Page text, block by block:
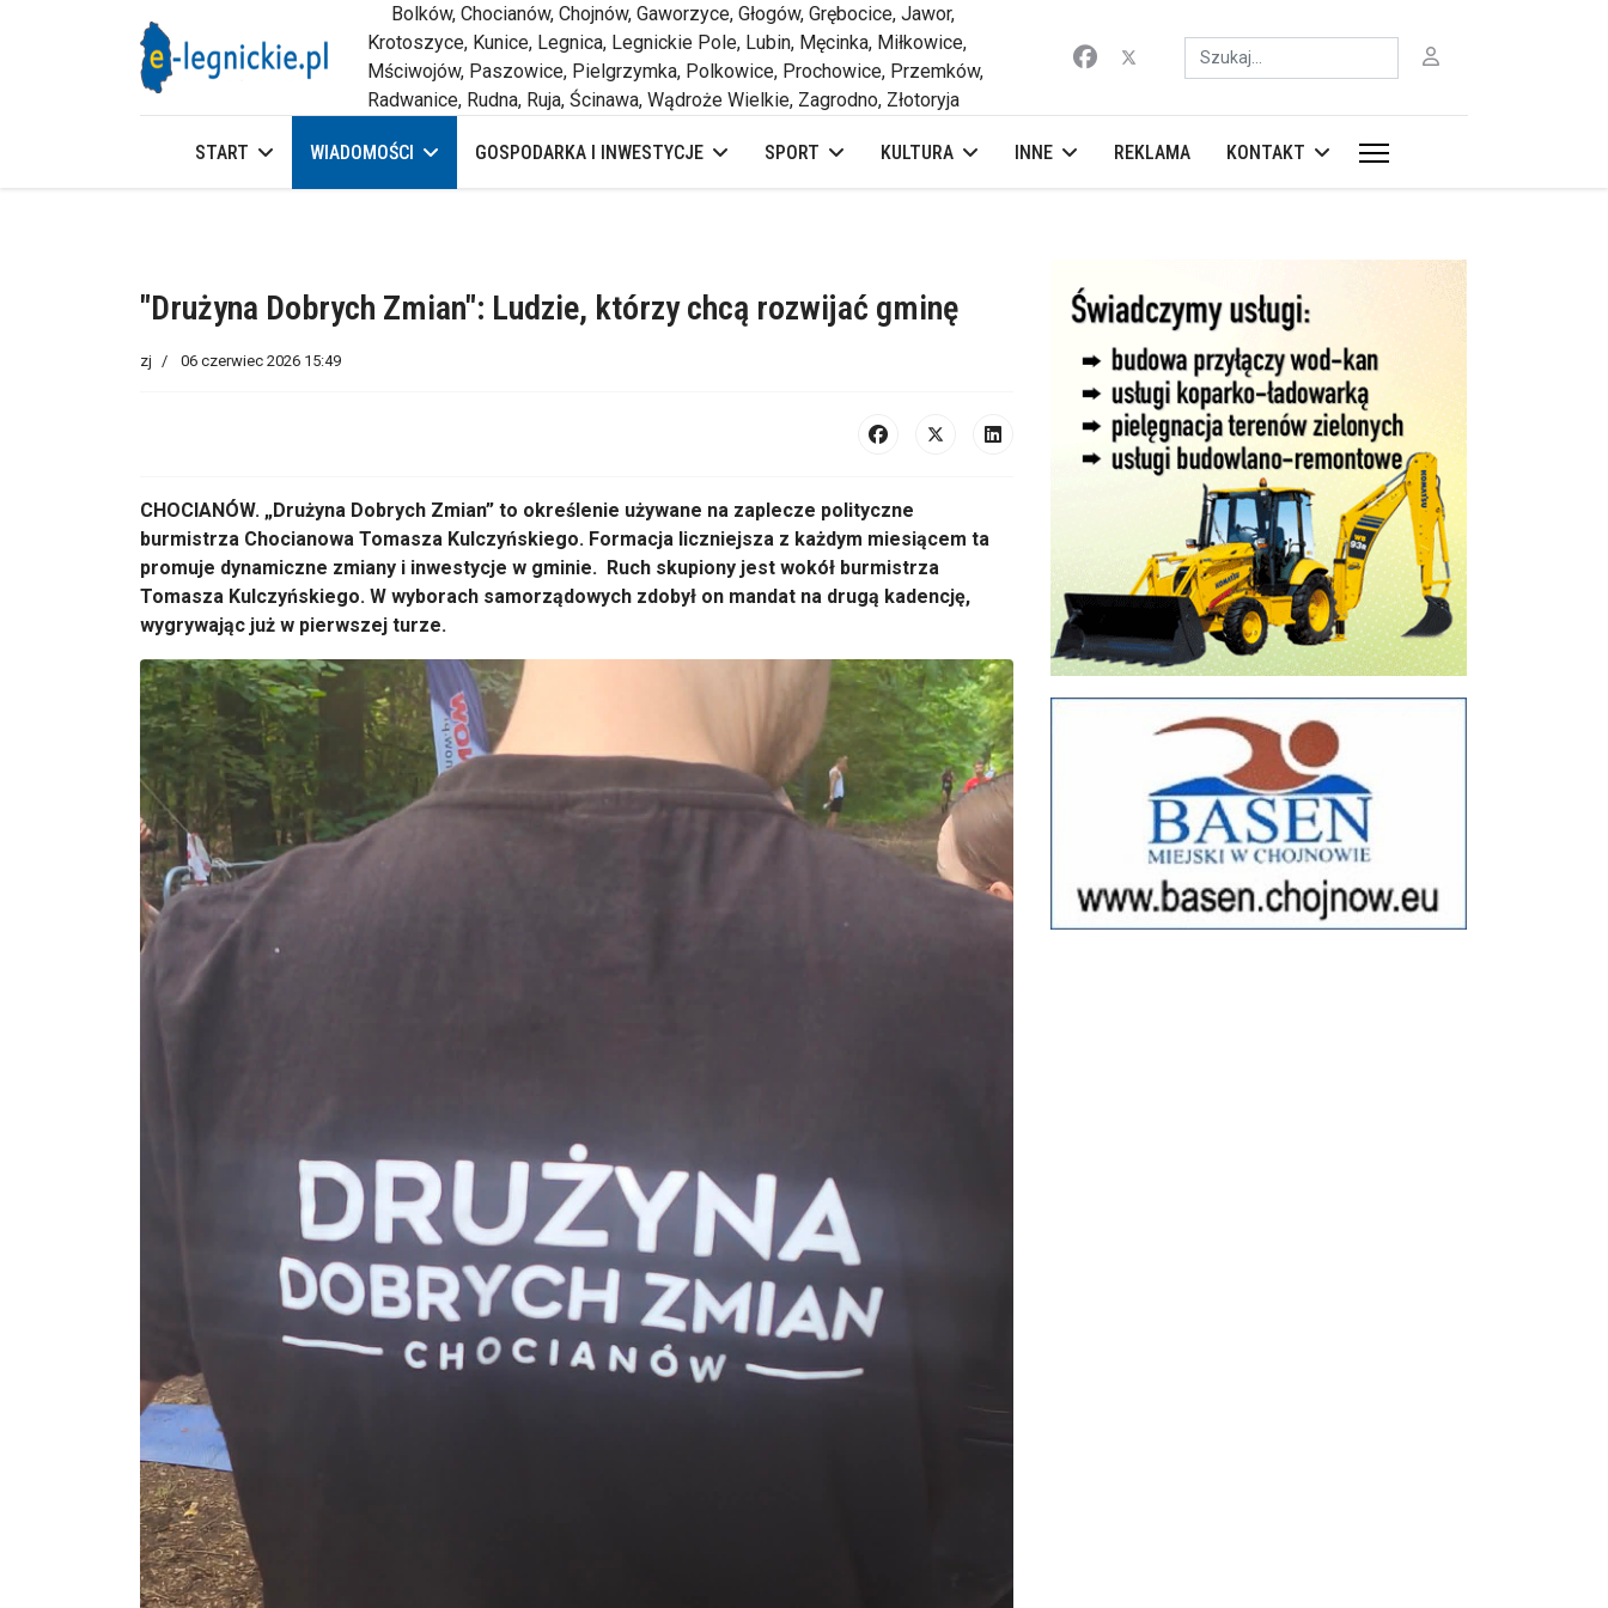
Bolków, Chocianów, Chojnów, Gaworzyce, Głogów, Grębocice, Jawor,
Krotoszyce, Kunice, Legnica, Legnickie Pole, Lubin, Męcinka, Miłkowice,
Mściwojów, Paszowice, Pielgrzymka, Polkowice, Prochowice, Przemków,
Radwanice, Rudna, Ruja, Ścinawa, Wądroże Wielkie, Zagrodno, Złotoryja
Szukaj
START WIADOMOŚCI GOSPODARKA I INWESTYCJE SPORT KULTURA INNE REKLAMA KONTAKT
"Drużyna Dobrych Zmian": Ludzie, którzy chcą rozwijać gminę
zj 06 czerwiec 2026 15:49
CHOCIANÓW. „Drużyna Dobrych Zmian” to określenie używane na zaplecze polityczne
burmistrza Chocianowa Tomasza Kulczyńskiego. Formacja liczniejsza z każdym miesiącem ta
promuje dynamiczne zmiany i inwestycje w gminie. Ruch skupiony jest wokół burmistrza
Tomasza Kulczyńskiego. W wyborach samorządowych zdobył on mandat na drugą kadencję,
wygrywając już w pierwszej turze.